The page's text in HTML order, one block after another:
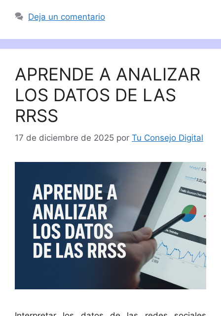
Deja un comentario
APRENDE A ANALIZAR
LOS DATOS DE LAS
RRSS
17 de diciembre de 2025 por Tu Consejo Digital